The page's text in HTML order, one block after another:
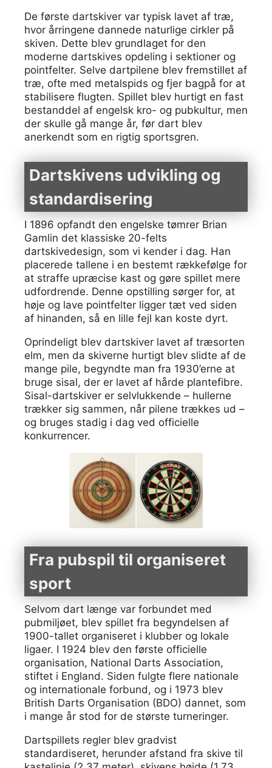
De første dartskiver var typisk lavet af træ,
hvor årringene dannede naturlige cirkler på
skiven. Dette blev grundlaget for den
moderne dartskives opdeling i sektioner og
pointfelter. Selve dartpilene blev fremstillet af
træ, ofte med metalspids og fjer bagpå for at
stabilisere flugten. Spillet blev hurtigt en fast
bestanddel af engelsk kro- og pubkultur, men
der skulle gå mange år, før dart blev
anerkendt som en rigtig sportsgren.
Dartskivens udvikling og
standardisering
I 1896 opfandt den engelske tømrer Brian
Gamlin det klassiske 20-felts
dartskivedesign, som vi kender i dag. Han
placerede tallene i en bestemt rækkefølge for
at straffe upræcise kast og gøre spillet mere
udfordrende. Denne opstilling sørger for, at
høje og lave pointfelter ligger tæt ved siden
af hinanden, så en lille fejl kan koste dyrt.
Oprindeligt blev dartskiver lavet af træsorten
elm, men da skiverne hurtigt blev slidte af de
mange pile, begyndte man fra 1930’erne at
bruge sisal, der er lavet af hårde plantefibre.
Sisal-dartskiver er selvlukkende – hullerne
trækker sig sammen, når pilene trækkes ud –
og bruges stadig i dag ved officielle
konkurrencer.
Fra pubspil til organiseret
sport
Selvom dart længe var forbundet med
pubmiljøet, blev spillet fra begyndelsen af
1900-tallet organiseret i klubber og lokale
ligaer. I 1924 blev den første officielle
organisation, National Darts Association,
stiftet i England. Siden fulgte flere nationale
og internationale forbund, og i 1973 blev
British Darts Organisation (BDO) dannet, som
i mange år stod for de største turneringer.
Dartspillets regler blev gradvist
standardiseret, herunder afstand fra skive til